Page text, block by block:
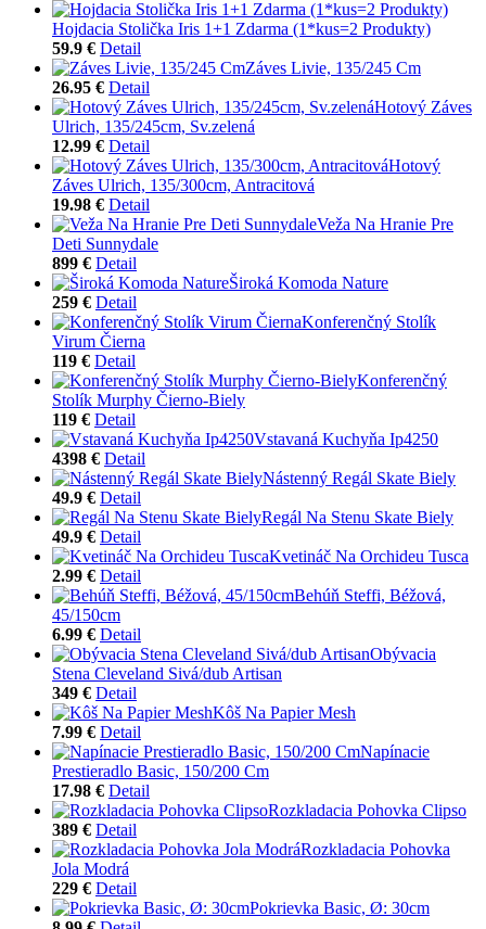
Hojdacia Stolička Iris 1+1 Zdarma (1*kus=2 Produkty)
59.9 € Detail
Záves Livie, 135/245 Cm
26.95 € Detail
Hotový Záves
Ulrich, 135/245cm, Sv.zelená
12.99 € Detail
Hotový
Záves Ulrich, 135/300cm, Antracitová
19.98 € Detail
Veža Na Hranie Pre
Deti Sunnydale
899 € Detail
Široká Komoda Nature
259 € Detail
Konferenčný Stolík
Virum Čierna
119 € Detail
Konferenčný
Stolík Murphy Čierno-Biely
119 € Detail
Vstavaná Kuchyňa Ip4250
4398 € Detail
Nástenný Regál Skate Biely
49.9 € Detail
Regál Na Stenu Skate Biely
49.9 € Detail
Kvetináč Na Orchideu Tusca
2.99 € Detail
Behúň Steffi, Béžová,
45/150cm
6.99 € Detail
Obývacia
Stena Cleveland Sivá/dub Artisan
349 € Detail
Kôš Na Papier Mesh
7.99 € Detail
Napínacie
Prestieradlo Basic, 150/200 Cm
17.98 € Detail
Rozkladacia Pohovka Clipso
389 € Detail
Rozkladacia Pohovka
Jola Modrá
229 € Detail
Pokrievka Basic, Ø: 30cm